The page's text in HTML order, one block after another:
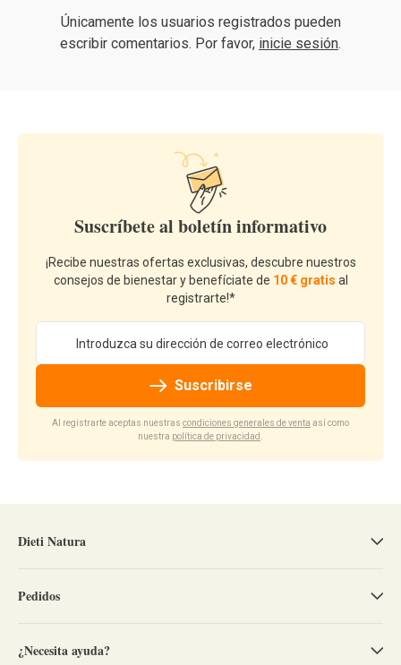
Únicamente los usuarios registrados pueden
escribir comentarios. Por favor, inicie sesión.
Suscríbete al boletín informativo
¡Recibe nuestras ofertas exclusivas, descubre nuestros
consejos de bienestar y benefíciate de 10 € gratis al
registrarte!*
Suscribirse
Al registrarte aceptas nuestras condiciones generales de venta así como
nuestra política de privacidad .
Dieti Natura
Pedidos
¿Necesita ayuda?